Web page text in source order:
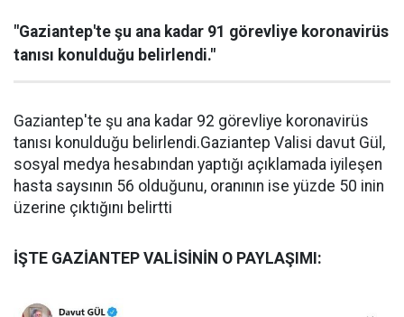
"Gaziantep'te şu ana kadar 91 görevliye koronavirüs
tanısı konulduğu belirlendi."
Gaziantep'te şu ana kadar 92 görevliye koronavirüs
tanısı konulduğu belirlendi.Gaziantep Valisi davut Gül,
sosyal medya hesabından yaptığı açıklamada iyileşen
hasta saysının 56 olduğunu, oranının ise yüzde 50 inin
üzerine çıktığını belirtti
İŞTE GAZİANTEP VALİSİNİN O PAYLAŞIMI: